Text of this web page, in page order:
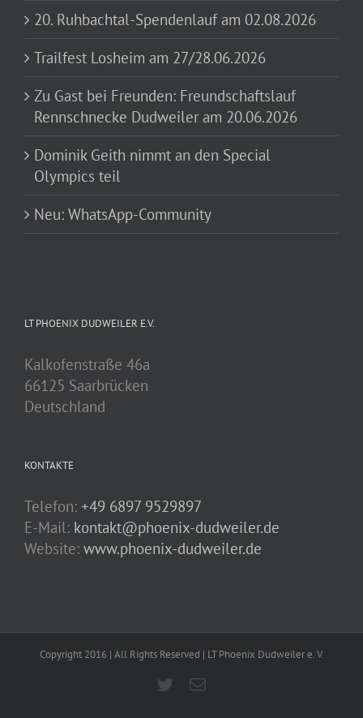
20. Ruhbachtal-Spendenlauf am 02.08.2026
Trailfest Losheim am 27/28.06.2026
Zu Gast bei Freunden: Freundschaftslauf
Rennschnecke Dudweiler am 20.06.2026
Dominik Geith nimmt an den Special
Olympics teil
Neu: WhatsApp-Community
LT PHOENIX DUDWEILER E.V.
Kalkofenstraße 46a
66125 Saarbrücken
Deutschland
KONTAKTE
Telefon: +49 6897 9529897
E-Mail: kontakt@phoenix-dudweiler.de
Website: www.phoenix-dudweiler.de
Copyright 2016 | All Rights Reserved | LT Phoenix Dudweiler e. V.
Twitter
E-